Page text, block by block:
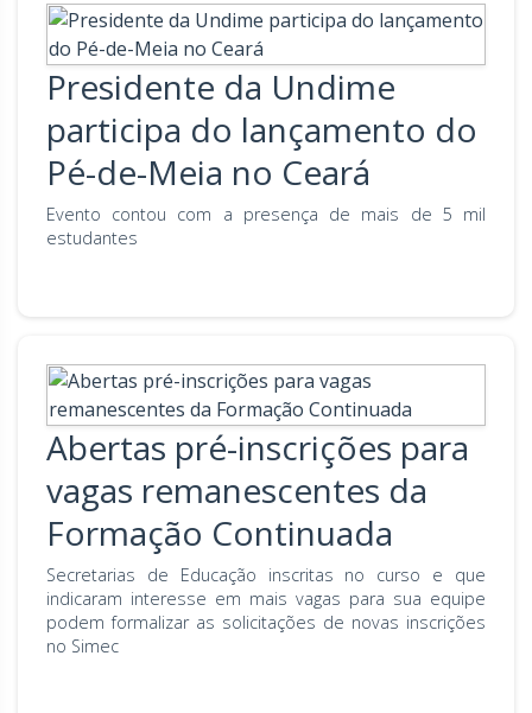
Presidente da Undime
participa do lançamento do
Pé-de-Meia no Ceará
Evento contou com a presença de mais de 5 mil
estudantes
Abertas pré-inscrições para
vagas remanescentes da
Formação Continuada
Secretarias de Educação inscritas no curso e que
indicaram interesse em mais vagas para sua equipe
podem formalizar as solicitações de novas inscrições
no Simec